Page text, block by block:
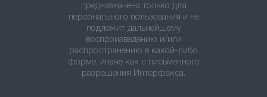
предназначена только для
персонального пользования и не
подлежит дальнейшему
воспроизведению и/или
распространению в какой-либо
форме, иначе как с письменного
разрешения Интерфакса.